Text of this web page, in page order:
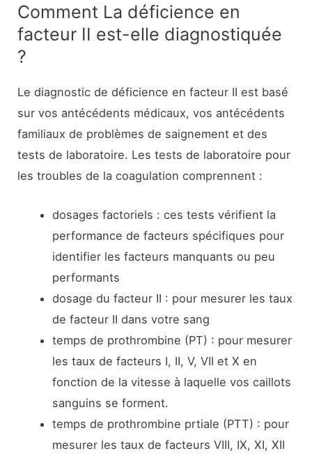
Comment La déficience en
facteur II est-elle diagnostiquée
?
Le diagnostic de déficience en facteur II est basé
sur vos antécédents médicaux, vos antécédents
familiaux de problèmes de saignement et des
tests de laboratoire. Les tests de laboratoire pour
les troubles de la coagulation comprennent :
dosages factoriels : ces tests vérifient la
performance de facteurs spécifiques pour
identifier les facteurs manquants ou peu
performants
dosage du facteur II : pour mesurer les taux
de facteur II dans votre sang
temps de prothrombine (PT) : pour mesurer
les taux de facteurs I, II, V, VII et X en
fonction de la vitesse à laquelle vos caillots
sanguins se forment.
temps de prothrombine prtiale (PTT) : pour
mesurer les taux de facteurs VIII, IX, XI, XII